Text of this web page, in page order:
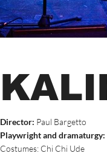
Director: Paul Bargetto
Playwright and dramaturgy:
Costumes: Chi Chi Ude